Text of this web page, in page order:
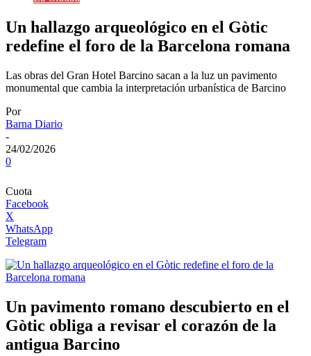
Un hallazgo arqueológico en el Gòtic
redefine el foro de la Barcelona romana
Las obras del Gran Hotel Barcino sacan a la luz un pavimento
monumental que cambia la interpretación urbanística de Barcino
Por
Barna Diario
-
24/02/2026
0
Cuota
Facebook
X
WhatsApp
Telegram
Un pavimento romano descubierto en el
Gòtic obliga a revisar el corazón de la
antigua Barcino